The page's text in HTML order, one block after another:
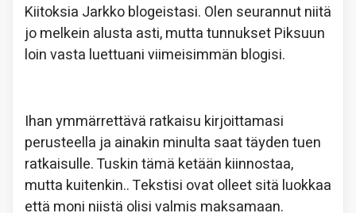
Kiitoksia Jarkko blogeistasi. Olen seurannut niitä
jo melkein alusta asti, mutta tunnukset Piksuun
loin vasta luettuani viimeisimmän blogisi.
Ihan ymmärrettävä ratkaisu kirjoittamasi
perusteella ja ainakin minulta saat täyden tuen
ratkaisulle. Tuskin tämä ketään kiinnostaa,
mutta kuitenkin.. Tekstisi ovat olleet sitä luokkaa
että moni niistä olisi valmis maksamaan.